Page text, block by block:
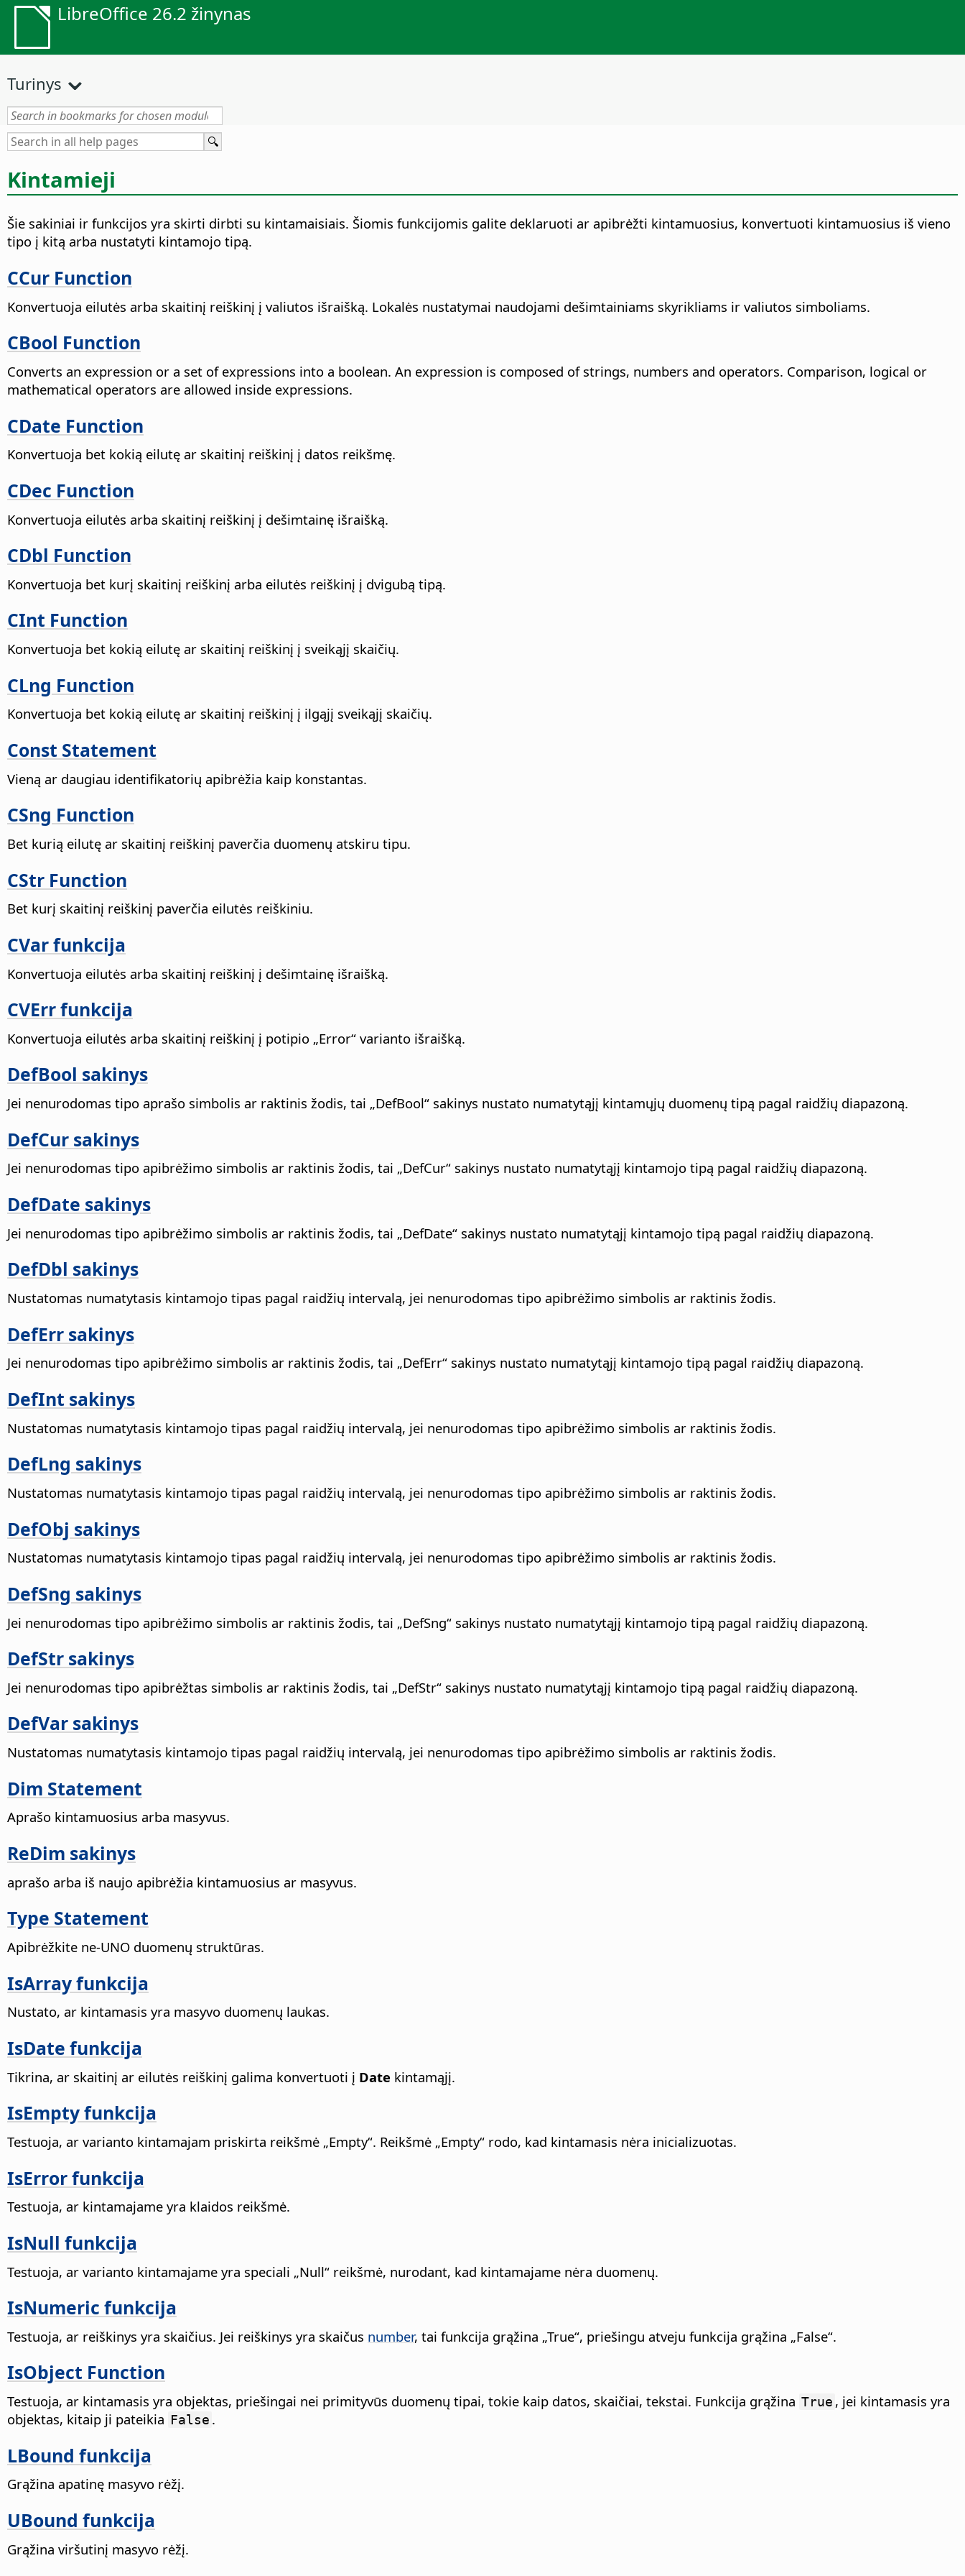
LibreOffice 26.2 žinynas
Turinys
Kintamieji
Šie sakiniai ir funkcijos yra skirti dirbti su kintamaisiais. Šiomis funkcijomis galite deklaruoti ar apibrėžti kintamuosius, konvertuoti kintamuosius iš vieno
tipo į kitą arba nustatyti kintamojo tipą.
CCur Function
Konvertuoja eilutės arba skaitinį reiškinį į valiutos išraišką. Lokalės nustatymai naudojami dešimtainiams skyrikliams ir valiutos simboliams.
CBool Function
Converts an expression or a set of expressions into a boolean. An expression is composed of strings, numbers and operators. Comparison, logical or
mathematical operators are allowed inside expressions.
CDate Function
Konvertuoja bet kokią eilutę ar skaitinį reiškinį į datos reikšmę.
CDec Function
Konvertuoja eilutės arba skaitinį reiškinį į dešimtainę išraišką.
CDbl Function
Konvertuoja bet kurį skaitinį reiškinį arba eilutės reiškinį į dvigubą tipą.
CInt Function
Konvertuoja bet kokią eilutę ar skaitinį reiškinį į sveikąjį skaičių.
CLng Function
Konvertuoja bet kokią eilutę ar skaitinį reiškinį į ilgąjį sveikąjį skaičių.
Const Statement
Vieną ar daugiau identifikatorių apibrėžia kaip konstantas.
CSng Function
Bet kurią eilutę ar skaitinį reiškinį paverčia duomenų atskiru tipu.
CStr Function
Bet kurį skaitinį reiškinį paverčia eilutės reiškiniu.
CVar funkcija
Konvertuoja eilutės arba skaitinį reiškinį į dešimtainę išraišką.
CVErr funkcija
Konvertuoja eilutės arba skaitinį reiškinį į potipio „Error“ varianto išraišką.
DefBool sakinys
Jei nenurodomas tipo aprašo simbolis ar raktinis žodis, tai „DefBool“ sakinys nustato numatytąjį kintamųjų duomenų tipą pagal raidžių diapazoną.
DefCur sakinys
Jei nenurodomas tipo apibrėžimo simbolis ar raktinis žodis, tai „DefCur“ sakinys nustato numatytąjį kintamojo tipą pagal raidžių diapazoną.
DefDate sakinys
Jei nenurodomas tipo apibrėžimo simbolis ar raktinis žodis, tai „DefDate“ sakinys nustato numatytąjį kintamojo tipą pagal raidžių diapazoną.
DefDbl sakinys
Nustatomas numatytasis kintamojo tipas pagal raidžių intervalą, jei nenurodomas tipo apibrėžimo simbolis ar raktinis žodis.
DefErr sakinys
Jei nenurodomas tipo apibrėžimo simbolis ar raktinis žodis, tai „DefErr“ sakinys nustato numatytąjį kintamojo tipą pagal raidžių diapazoną.
DefInt sakinys
Nustatomas numatytasis kintamojo tipas pagal raidžių intervalą, jei nenurodomas tipo apibrėžimo simbolis ar raktinis žodis.
DefLng sakinys
Nustatomas numatytasis kintamojo tipas pagal raidžių intervalą, jei nenurodomas tipo apibrėžimo simbolis ar raktinis žodis.
DefObj sakinys
Nustatomas numatytasis kintamojo tipas pagal raidžių intervalą, jei nenurodomas tipo apibrėžimo simbolis ar raktinis žodis.
DefSng sakinys
Jei nenurodomas tipo apibrėžimo simbolis ar raktinis žodis, tai „DefSng“ sakinys nustato numatytąjį kintamojo tipą pagal raidžių diapazoną.
DefStr sakinys
Jei nenurodomas tipo apibrėžtas simbolis ar raktinis žodis, tai „DefStr“ sakinys nustato numatytąjį kintamojo tipą pagal raidžių diapazoną.
DefVar sakinys
Nustatomas numatytasis kintamojo tipas pagal raidžių intervalą, jei nenurodomas tipo apibrėžimo simbolis ar raktinis žodis.
Dim Statement
Aprašo kintamuosius arba masyvus.
ReDim sakinys
aprašo arba iš naujo apibrėžia kintamuosius ar masyvus.
Type Statement
Apibrėžkite ne-UNO duomenų struktūras.
IsArray funkcija
Nustato, ar kintamasis yra masyvo duomenų laukas.
IsDate funkcija
Tikrina, ar skaitinį ar eilutės reiškinį galima konvertuoti į Date kintamąjį.
IsEmpty funkcija
Testuoja, ar varianto kintamajam priskirta reikšmė „Empty“. Reikšmė „Empty“ rodo, kad kintamasis nėra inicializuotas.
IsError funkcija
Testuoja, ar kintamajame yra klaidos reikšmė.
IsNull funkcija
Testuoja, ar varianto kintamajame yra speciali „Null“ reikšmė, nurodant, kad kintamajame nėra duomenų.
IsNumeric funkcija
Testuoja, ar reiškinys yra skaičius. Jei reiškinys yra skaičus number, tai funkcija grąžina „True“, priešingu atveju funkcija grąžina „False“.
IsObject Function
Testuoja, ar kintamasis yra objektas, priešingai nei primityvūs duomenų tipai, tokie kaip datos, skaičiai, tekstai. Funkcija grąžina True , jei kintamasis yra
objektas, kitaip ji pateikia False .
LBound funkcija
Grąžina apatinę masyvo rėžį.
UBound funkcija
Grąžina viršutinį masyvo rėžį.